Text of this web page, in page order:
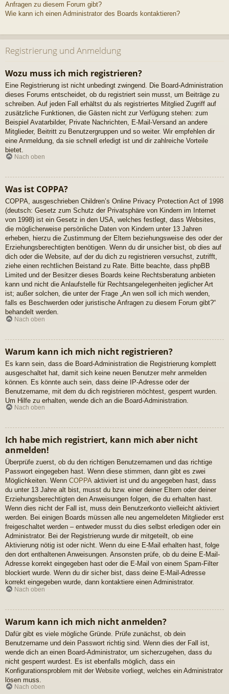
Anfragen zu diesem Forum gibt?
Wie kann ich einen Administrator des Boards kontaktieren?
Registrierung und Anmeldung
Wozu muss ich mich registrieren?
Eine Registrierung ist nicht unbedingt zwingend. Die Board-Administration
dieses Forums entscheidet, ob du registriert sein musst, um Beiträge zu
schreiben. Auf jeden Fall erhältst du als registriertes Mitglied Zugriff auf
zusätzliche Funktionen, die Gästen nicht zur Verfügung stehen: zum
Beispiel Avatarbilder, Private Nachrichten, E-Mail-Versand an andere
Mitglieder, Beitritt zu Benutzergruppen und so weiter. Wir empfehlen dir
eine Anmeldung, da sie schnell erledigt ist und dir zahlreiche Vorteile
bietet.
Nach oben
Was ist COPPA?
COPPA, ausgeschrieben Children’s Online Privacy Protection Act of 1998
(deutsch: Gesetz zum Schutz der Privatsphäre von Kindern im Internet
von 1998) ist ein Gesetz in den USA, welches festlegt, dass Websites,
die möglicherweise persönliche Daten von Kindern unter 13 Jahren
erheben, hierzu die Zustimmung der Eltern beziehungsweise des oder der
Erziehungsberechtigten benötigen. Wenn du dir unsicher bist, ob dies auf
dich oder die Website, auf der du dich zu registrieren versuchst, zutrifft,
ziehe einen rechtlichen Beistand zu Rate. Bitte beachte, dass phpBB
Limited und der Besitzer dieses Boards keine Rechtsberatung anbieten
kann und nicht die Anlaufstelle für Rechtsangelegenheiten jeglicher Art
ist; außer solchen, die unter der Frage „An wen soll ich mich wenden,
falls es Beschwerden oder juristische Anfragen zu diesem Forum gibt?“
behandelt werden.
Nach oben
Warum kann ich mich nicht registrieren?
Es kann sein, dass die Board-Administration die Registrierung komplett
ausgeschaltet hat, damit sich keine neuen Benutzer mehr anmelden
können. Es könnte auch sein, dass deine IP-Adresse oder der
Benutzername, mit dem du dich registrieren möchtest, gesperrt wurden.
Um Hilfe zu erhalten, wende dich an die Board-Administration.
Nach oben
Ich habe mich registriert, kann mich aber nicht
anmelden!
Überprüfe zuerst, ob du den richtigen Benutzernamen und das richtige
Passwort eingegeben hast. Wenn diese stimmen, dann gibt es zwei
Möglichkeiten. Wenn COPPA aktiviert ist und du angegeben hast, dass
du unter 13 Jahre alt bist, musst du bzw. einer deiner Eltern oder deiner
Erziehungsberechtigten den Anweisungen folgen, die du erhalten hast.
Wenn dies nicht der Fall ist, muss dein Benutzerkonto vielleicht aktiviert
werden. Bei einigen Boards müssen alle neu angemeldeten Mitglieder erst
freigeschaltet werden – entweder musst du dies selbst erledigen oder ein
Administrator. Bei der Registrierung wurde dir mitgeteilt, ob eine
Aktivierung nötig ist oder nicht. Wenn du eine E-Mail erhalten hast, folge
den dort enthaltenen Anweisungen. Ansonsten prüfe, ob du deine E-Mail-
Adresse korrekt eingegeben hast oder die E-Mail von einem Spam-Filter
blockiert wurde. Wenn du dir sicher bist, dass deine E-Mail-Adresse
korrekt eingegeben wurde, dann kontaktiere einen Administrator.
Nach oben
Warum kann ich mich nicht anmelden?
Dafür gibt es viele mögliche Gründe. Prüfe zunächst, ob dein
Benutzername und dein Passwort richtig sind. Wenn dies der Fall ist,
wende dich an einen Board-Administrator, um sicherzugehen, dass du
nicht gesperrt wurdest. Es ist ebenfalls möglich, dass ein
Konfigurationsproblem mit der Website vorliegt, welches ein Administrator
lösen muss.
Nach oben